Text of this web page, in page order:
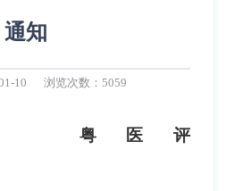
通知
10 浏览次数：5059
粤医评